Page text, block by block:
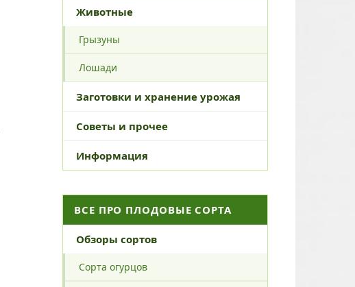
Животные
Грызуны
Лошади
Заготовки и хранение урожая
Советы и прочее
Информация
ВСЕ ПРО ПЛОДОВЫЕ СОРТА
Обзоры сортов
Сорта огурцов